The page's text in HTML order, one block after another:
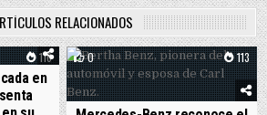
RELACIONADOS
116
en
0 113